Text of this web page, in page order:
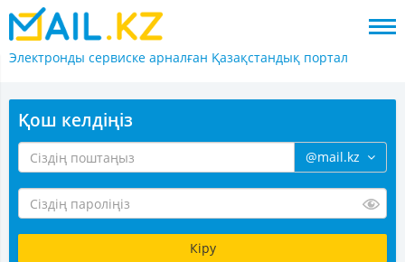
Электронды сервиске арналған Қазақстандық портал
Қош келдіңіз
@mail.kz